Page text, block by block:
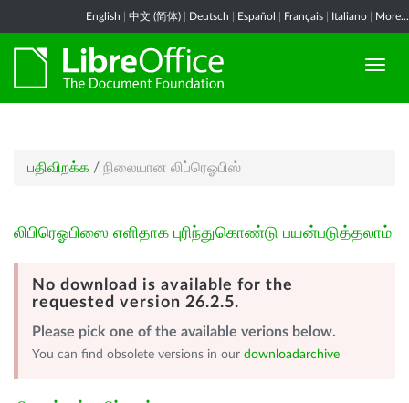
English 中文 (简体) Deutsch Español Français Italiano More...
பதிவிறக்க / நிலையான லிப்ரெஓபிஸ்
லிபிரெஓபிஸை எளிதாக புரிந்துகொண்டு பயன்படுத்தலாம்
No download is available for the
requested version 26.2.5.
Please pick one of the available verions below.
You can find obsolete versions in our downloadarchive